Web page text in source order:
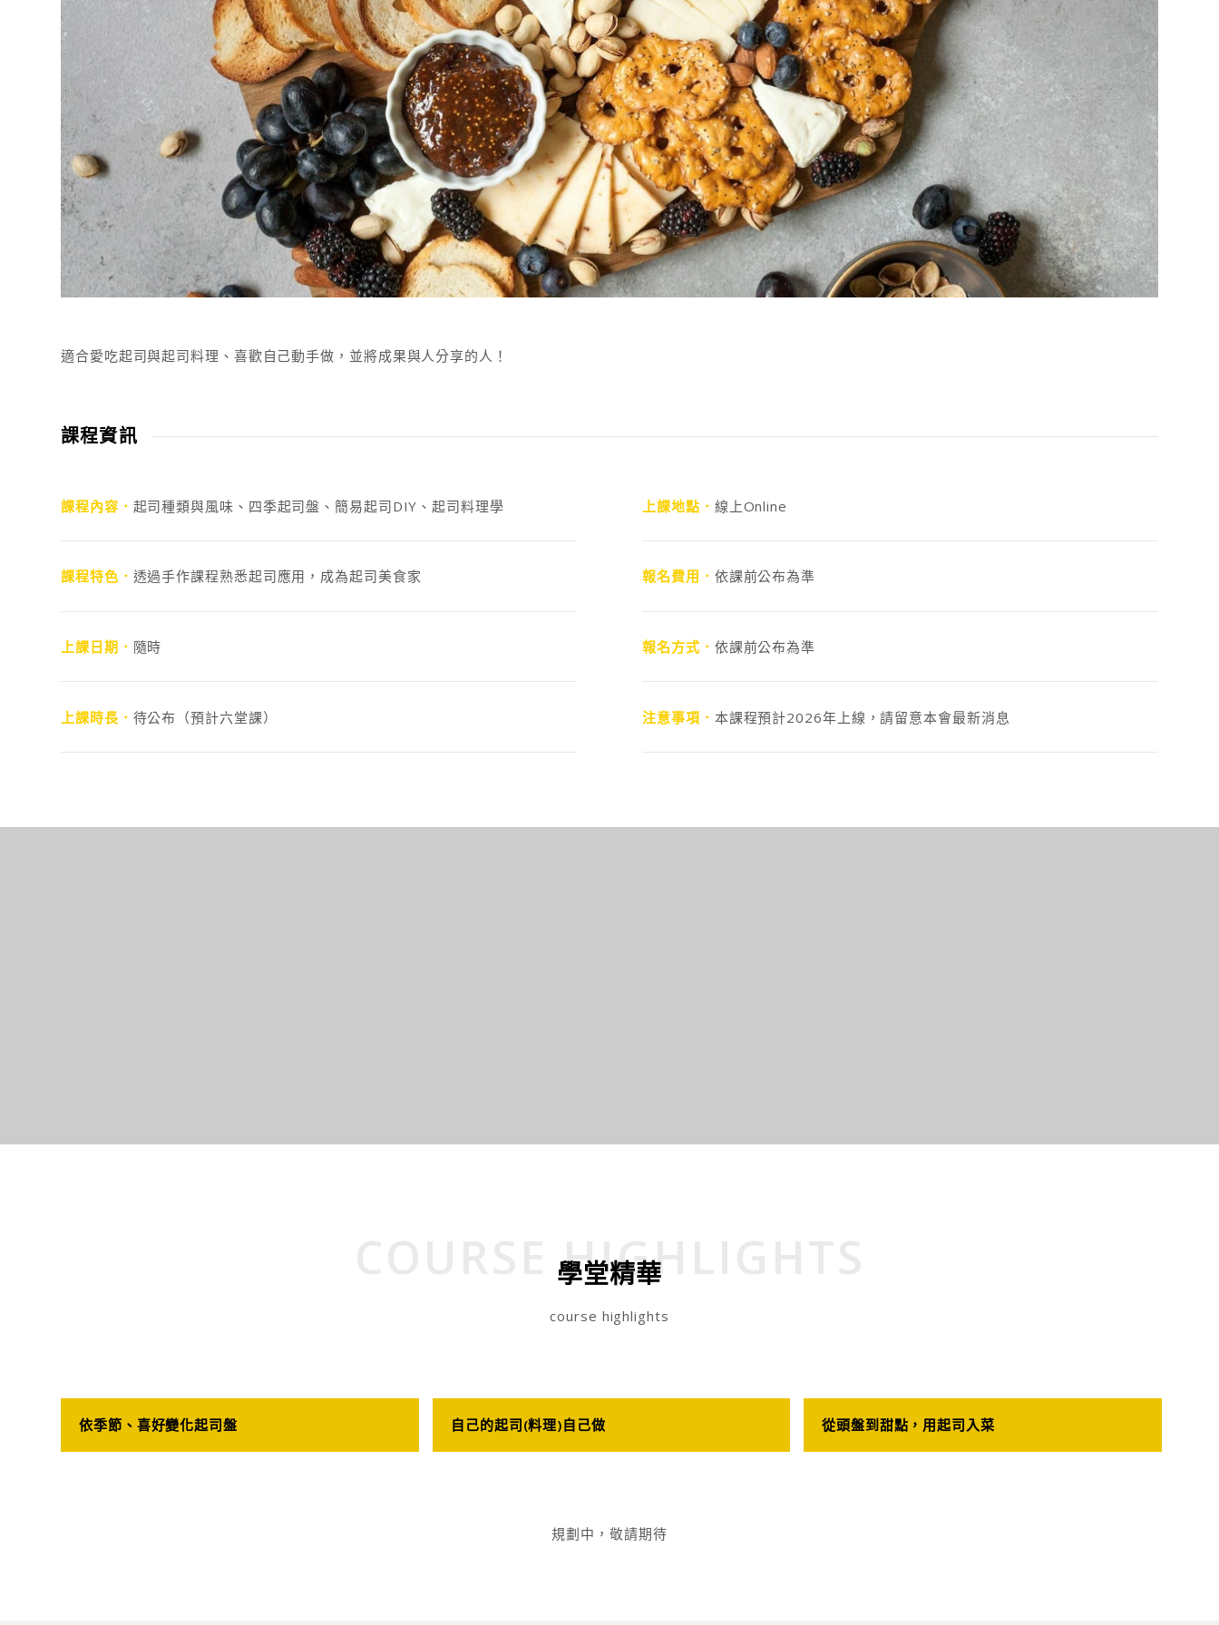
適合愛吃起司與起司料理、喜歡自己動手做，並將成果與人分享的人！
課程資訊
課程內容． 起司種類與風味、四季起司盤、簡易起司DIY、起司料理學
課程特色． 透過手作課程熟悉起司應用，成為起司美食家
上課日期． 隨時
上課時長． 待公布（預計六堂課）
上課地點． 線上Online
報名費用． 依課前公布為準
報名方式． 依課前公布為準
注意事項． 本課程預計2026年上線，請留意本會最新消息
COURSE HIGHLIGHTS
學堂精華
course highlights
依季節、喜好變化起司盤 自己的起司(料理)自己做 從頭盤到甜點，用起司入菜
規劃中，敬請期待